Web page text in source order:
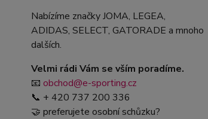
Nabízíme značky JOMA, LEGEA,
ADIDAS, SELECT, GATORADE a mnoho
dalších.
Velmi rádi Vám se vším poradíme.
📧 obchod@e-sporting.cz
📞 + 420 737 200 336
🤝 preferujete osobní schůzku?